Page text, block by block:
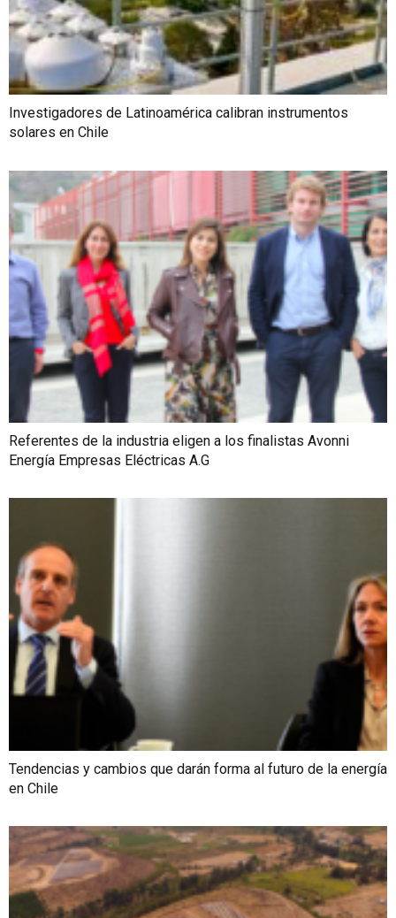
Investigadores de Latinoamérica calibran instrumentos
solares en Chile
Referentes de la industria eligen a los finalistas Avonni
Energía Empresas Eléctricas A.G
Tendencias y cambios que darán forma al futuro de la energía
en Chile